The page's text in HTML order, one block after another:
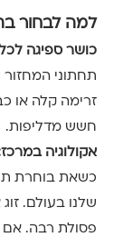
למה לבחור
כושר ספיגה
זרימה קלה או
חשש מדליפות.
אקולוגיה
כשאת בוחרת
שלנו בעולם.
פסולת רבה. אם